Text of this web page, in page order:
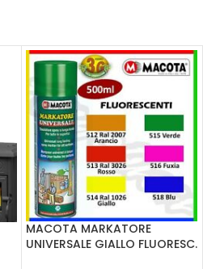
MACOTA MARKATORE
UNIVERSALE GIALLO FLUORESC.